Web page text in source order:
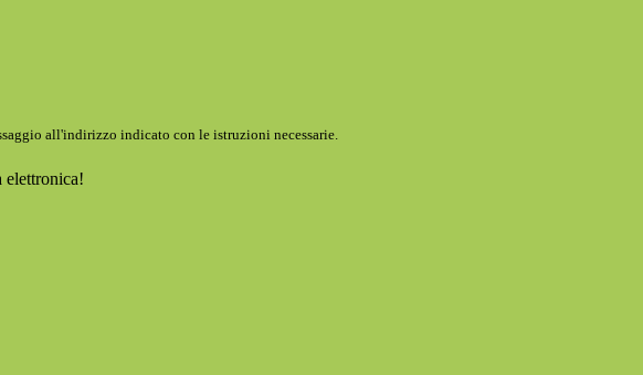
all'indirizzo indicato con le istruzioni necessarie.
elettronica!